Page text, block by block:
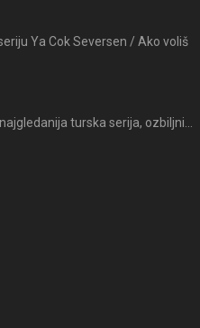
Ya Cok Seversen / Ako voliš
turska serija, ozbiljni...